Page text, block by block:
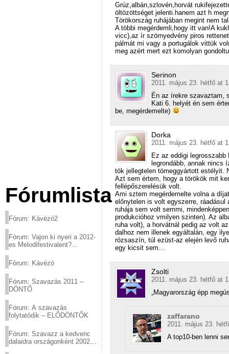
Fórumlista
Fórum: Kávézó2
Fórum: Vajon ki nyeri a 2012-
es Melodifestivalent?
Fórum: Kávézó
Fórum: Szavazás 2011 –
DÖNTŐ
Fórum: A szavazás
folytatódik – ELŐDÖNTŐK
Fórum: Szavazz a kedvenc
dalaidra országonként 2002
Grúz,albán,szlovén,horvát
öltözöttséget jelenti.hanem azt h
Törökország ruhájában megint nem
A többi megérdemli,hogy itt van!A
vicc),az ír szörnyedvény piros
pálmát mi vagy a portugálok vittük
meg azért mert ezt komolyan
Serinon
2011. május 23. hétfő at
Én az írekre szavaztam,
Kati 6. helyét én sem
be, megérdemelte)
Dorka
2011. május 23. hétfő at
Ez az eddigi legrosszabb
legrondább, annak nincs
tök jellegtelen tömeggyártott
Azt sem értem, hogy a törökök mit
fellépőszerelésük volt.
Ami sztem megérdemelte volna a
előnytelen is volt egyszerre,
ruhája sem volt semmi,
produkcióhoz vmilyen szinten). Az
ruha volt), a horvátnál pedig az volt
dalhoz nem illenek egyáltalán, egy
rózsaszín, túl ezüst-az elején levő
egy kicsit sem…
Zsolti
2011. május 23. hétfő at
„Magyarország épp
zaffarano
2011. május 23.
A top10-ben lenni